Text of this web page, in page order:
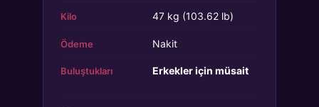
Kilo 47 kg (103.62 lb)
Ödeme Nakit
Buluştukları Erkekler için müsait